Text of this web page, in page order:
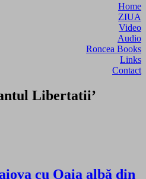
Home
ZIUA
Video
Audio
Roncea Books
Links
Contact
Libertatii’
cu Oaia albă din